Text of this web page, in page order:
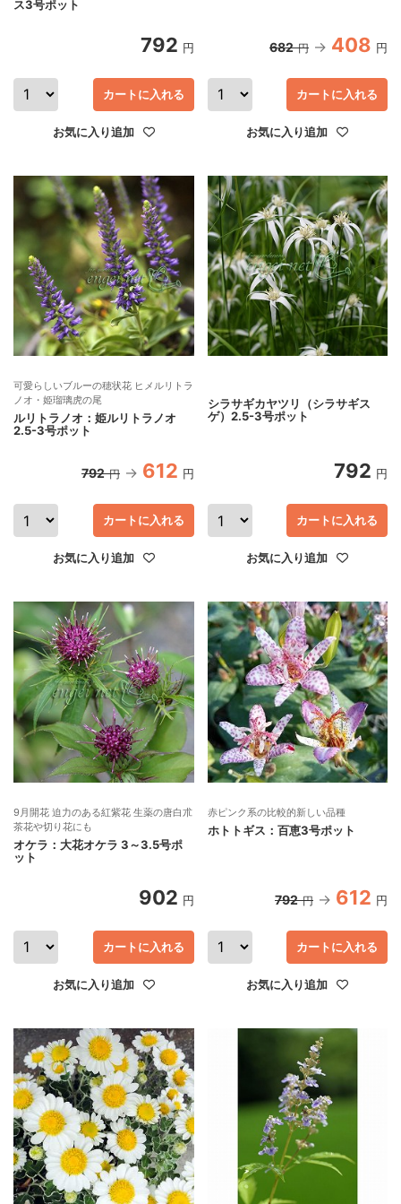
ス3号ポット
792 円
カートに入れる
お気に入り追加
682 円 408 円
カートに入れる
お気に入り追加
可愛らしいブルーの穂状花 ヒメルリトラ
ノオ・姫瑠璃虎の尾
ルリトラノオ：姫ルリトラノオ
2.5-3号ポット
792 円 612 円
カートに入れる
お気に入り追加
シラサギカヤツリ（シラサギス
ゲ）2.5-3号ポット
792 円
カートに入れる
お気に入り追加
9月開花 迫力のある紅紫花 生薬の唐白朮
茶花や切り花にも
オケラ：大花オケラ 3～3.5号ポ
ット
902 円
カートに入れる
お気に入り追加
赤ピンク系の比較的新しい品種
ホトトギス：百恵3号ポット
792 円 612 円
カートに入れる
お気に入り追加